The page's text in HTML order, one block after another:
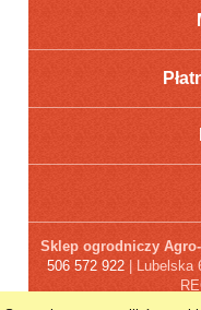
Sklep ogrodniczy
506 572 922 | Lubelska